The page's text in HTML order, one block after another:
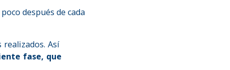
después de cada
realizados. Así
fase, que